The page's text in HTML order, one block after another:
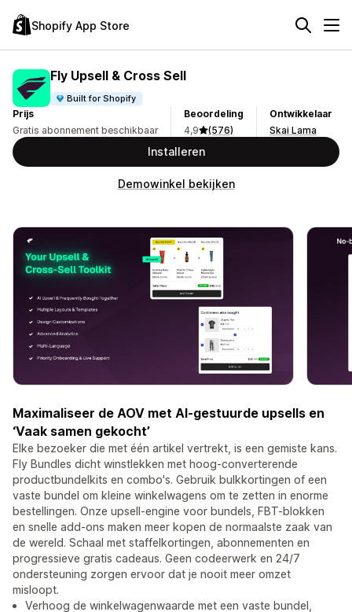
Shopify App Store
Fly Upsell & Cross Sell
Built for Shopify
Prijs
Gratis abonnement beschikbaar
Beoordeling
4,9
(576)
Ontwikkelaar
Skai Lama
Installeren
Demowinkel bekijken
Maximaliseer de AOV met AI-gestuurde upsells en
‘Vaak samen gekocht’
Elke bezoeker die met één artikel vertrekt, is een gemiste kans.
Fly Bundles dicht winstlekken met hoog-converterende
productbundelkits en combo's. Gebruik bulkkortingen of een
vaste bundel om kleine winkelwagens om te zetten in enorme
bestellingen. Onze upsell-engine voor bundels, FBT-blokken
en snelle add-ons maken meer kopen de normaalste zaak van
de wereld. Schaal met staffelkortingen, abonnementen en
progressieve gratis cadeaus. Geen codeerwerk en 24/7
ondersteuning zorgen ervoor dat je nooit meer omzet
misloopt.
Verhoog de winkelwagenwaarde met een vaste bundel,